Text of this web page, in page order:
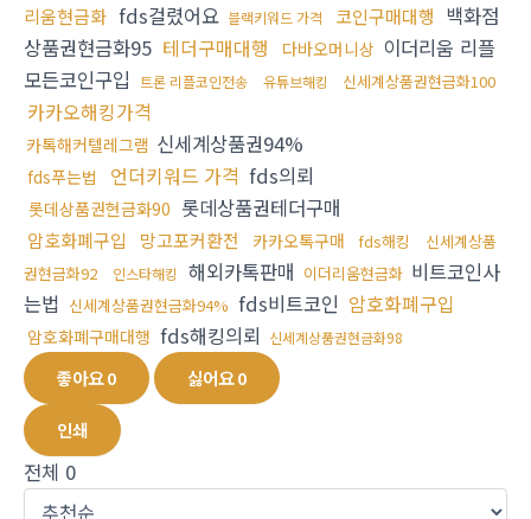
리움현금화 fds걸렸어요 블랙키워드 가격 코인구매대행 백화점
상품권현금화95 테더구매대행 다바오머니상 이더리움 리플
모든코인구입
트론 리플코인전송 유튜브해킹 신세계상품권현금화100
카카오해킹가격
카톡해커텔레그램 신세계상품권94%
fds푸는법 언더키워드 가격 fds의뢰
롯데상품권현금화90 롯데상품권테더구매
암호화폐구입 망고포커환전 카카오톡구매 fds해킹
신세계상품
권현금화92
인스타해킹 해외카톡판매 이더리움현금화 비트코인사
는법 신세계상품권현금화94% fds비트코인 암호화폐구입
암호화폐구매대행 fds해킹의뢰 신세계상품권현금화98
좋아요0 싫어요0
인쇄
전체 0